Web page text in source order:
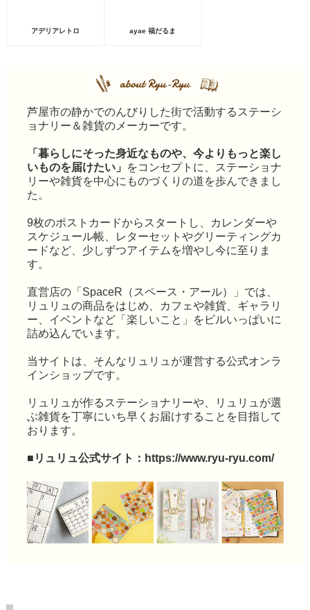
アデリアレトロ ayae 福だるま
芦屋市の静かでのんびりした街で活動するステーシ
ョナリー＆雑貨のメーカーです。
「暮らしにそった身近なものや、今よりもっと楽し
いものを届けたい」
をコンセプトに、ステーショナ
リーや雑貨を中心にものづくりの道を歩んできまし
た。
9枚のポストカードからスタートし、カレンダーや
スケジュール帳、レターセットやグリーティングカ
ードなど、少しずつアイテムを増やし今に至りま
す。
直営店の「SpaceR（スペース・アール）」では、
リュリュの商品をはじめ、カフェや雑貨、ギャラリ
ー、イベントなど「楽しいこと」をビルいっぱいに
詰め込んでいます。
当サイトは、そんなリュリュが運営する公式オンラ
インショップです。
リュリュが作るステーショナリーや、リュリュが選
ぶ雑貨を丁寧にいち早くお届けすることを目指して
おります。
■リュリュ公式サイト： https://www.ryu-ryu.com/